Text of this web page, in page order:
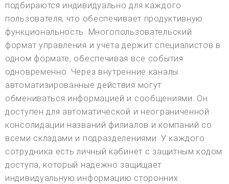
подбираются индивидуально для каждого
пользователя, что обеспечивает продуктивную
функциональность. Многопользовательский
формат управления и учета держит специалистов в
одном формате, обеспечивая все события
одновременно. Через внутренние каналы
автоматизированные действия могут
обмениваться информацией и сообщениями. Он
доступен для автоматической и неограниченной
консолидации названий филиалов и компаний со
всеми складами и подразделениями. У каждого
сотрудника есть личный кабинет с защитным кодом
доступа, который надежно защищает
индивидуальную информацию сторонних